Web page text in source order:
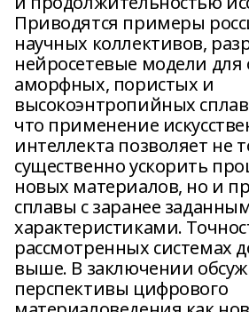
Приводятся примеры
научных коллективов,
нейросетевые модели для
аморфных, пористых и
высокоэнтропийных
что применение
интеллекта позволяет не
существенно ускорить
новых материалов, но и
сплавы с заранее
характеристиками.
рассмотренных системах
выше. В заключении
перспективы цифрового